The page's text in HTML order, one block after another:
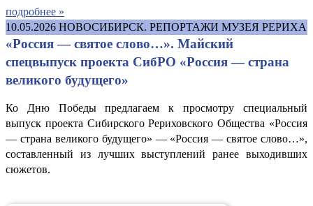
подробнее »
10.05.2026 НОВОСИБИРСК. РЕПОРТАЖИ МУЗЕЯ РЕРИХА
«Россия — святое слово…». Майский
спецвыпуск проекта СибРО «Россия — страна
великого будущего»
Ко Дню Победы предлагаем к просмотру специальный
выпуск проекта Сибирского Рериховского Общества «Россия
— страна великого будущего» — «Россия — святое слово…»,
составленный из лучших выступлений ранее выходивших
сюжетов.